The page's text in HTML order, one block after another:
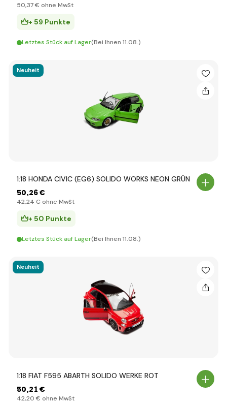
50,37 € ohne MwSt
+ 59 Punkte
Letztes Stück auf Lager(Bei Ihnen 11.08.)
Neuheit
1:18 HONDA CIVIC (EG6) SOLIDO WORKS NEON GRÜN
50,26 €
42,24 € ohne MwSt
+ 50 Punkte
Letztes Stück auf Lager(Bei Ihnen 11.08.)
Neuheit
1:18 FIAT F595 ABARTH SOLIDO WERKE ROT
50,21 €
42,20 € ohne MwSt